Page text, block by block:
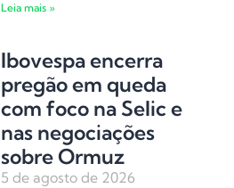
Leia mais »
Ibovespa encerra
pregão em queda
com foco na Selic e
nas negociações
sobre Ormuz
5 de agosto de 2026